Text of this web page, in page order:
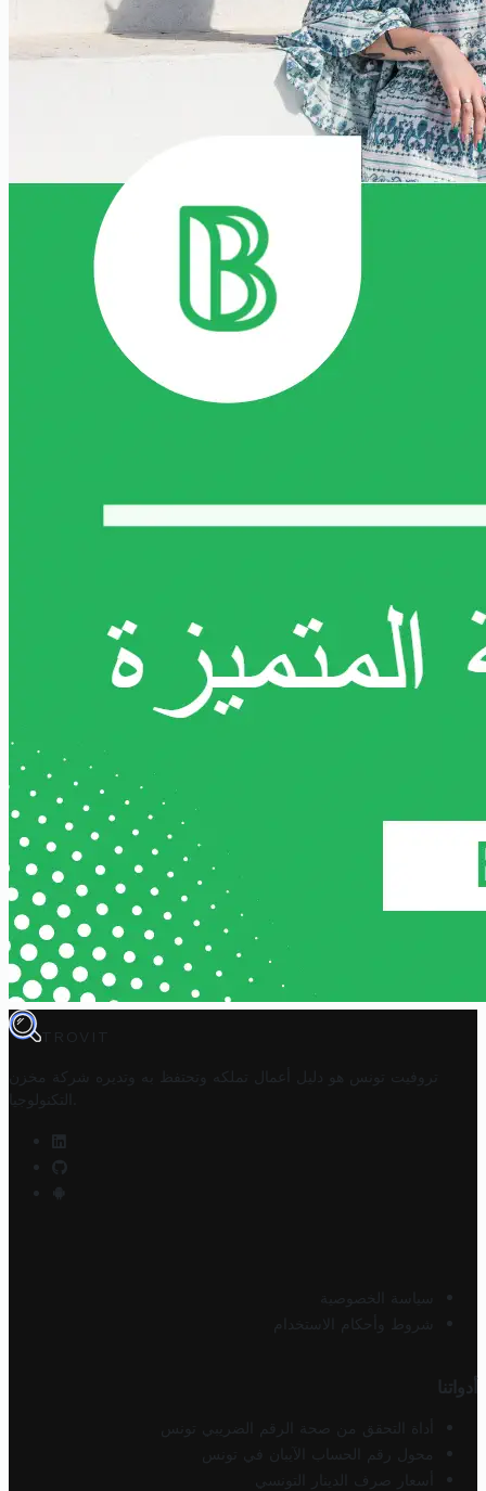
TROVIT
تروفيت تونس هو دليل أعمال تملكه وتحتفظ به وتديره
شركة مخزن
التكنولوجيا
سياسة الخصوصية
شروط وأحكام الاستخدام
أدواتنا
أداة التحقق من صحة الرقم الضريبي تونس
محول رقم الحساب الآيبان في تونس
أسعار صرف الدينار التونسي